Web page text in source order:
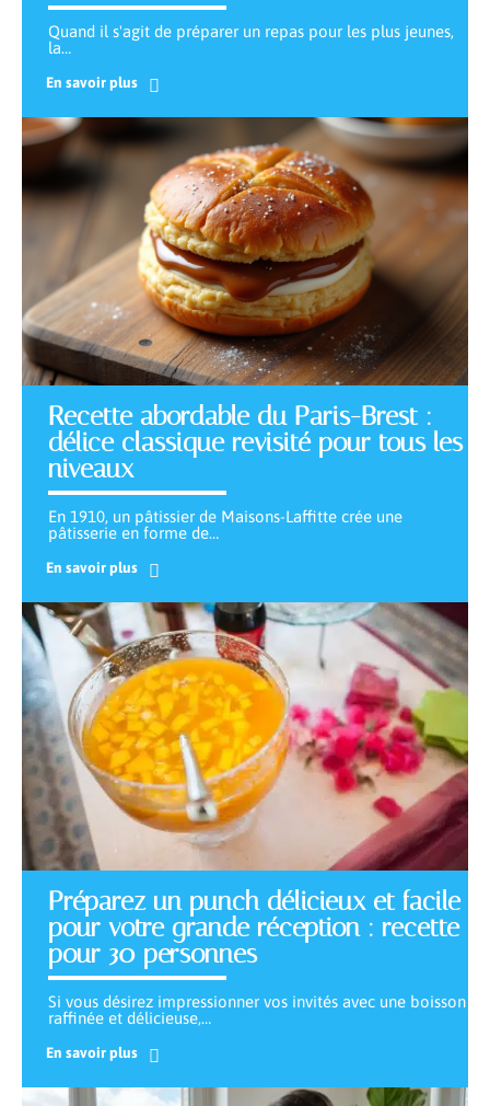
Quand il s'agit de préparer un repas pour les plus jeunes,
la…
En savoir plus
Recette abordable du Paris-Brest :
délice classique revisité pour tous les
niveaux
En 1910, un pâtissier de Maisons-Laffitte crée une
pâtisserie en forme de…
En savoir plus
Préparez un punch délicieux et facile
pour votre grande réception : recette
pour 30 personnes
Si vous désirez impressionner vos invités avec une boisson
raffinée et délicieuse,…
En savoir plus